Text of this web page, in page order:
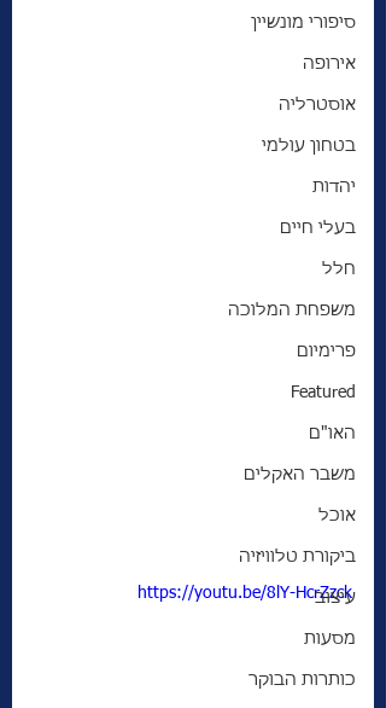
סיפורי מונשיין
אירופה
אוסטרליה
בטחון עולמי
יהדות
בעלי חיים
חלל
משפחת המלוכה
פרימיום
Featured
האו"ם
משבר האקלים
אוכל
ביקורת טלוויזיה
עיצוב
מסעות
כותרות הבוקר
https://youtu.be/8lY-HcrZzck